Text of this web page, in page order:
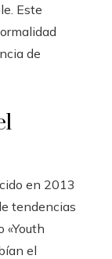
Este
de
en 2013
tendencias
«Youth
el